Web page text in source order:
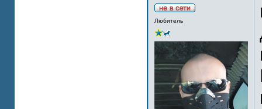
Любитель